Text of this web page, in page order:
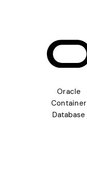
Oracle
Container
Database